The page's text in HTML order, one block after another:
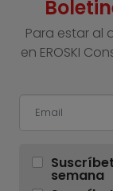
Para estar al
en EROSKI
semana